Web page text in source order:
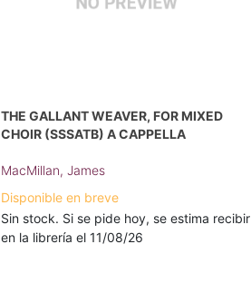
THE GALLANT WEAVER, FOR MIXED
CHOIR (SSSATB) A CAPPELLA
MacMillan, James
Disponible en breve
Sin stock. Si se pide hoy, se estima recibir
en la librería el 11/08/26